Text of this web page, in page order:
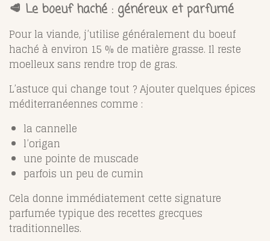
🥩 Le boeuf haché : généreux et parfumé
Pour la viande, j’utilise généralement du boeuf
haché à environ 15 % de matière grasse. Il reste
moelleux sans rendre trop de gras.
L’astuce qui change tout ? Ajouter quelques épices
méditerranéennes comme :
la cannelle
l’origan
une pointe de muscade
parfois un peu de cumin
Cela donne immédiatement cette signature
parfumée typique des recettes grecques
traditionnelles.